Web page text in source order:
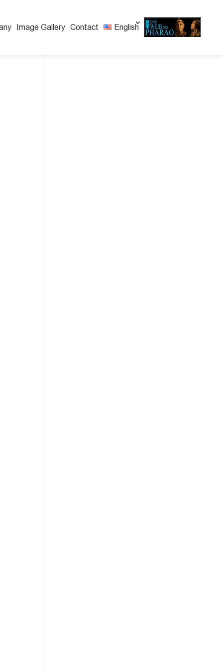
Image Gallery Contact English